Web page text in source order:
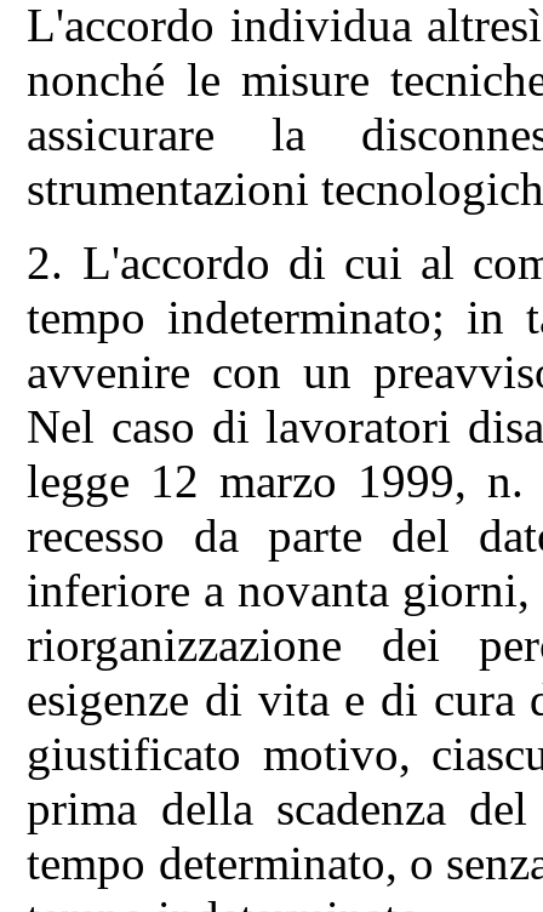
L'accordo individua
nonché le misure
assicurare la
strumentazioni
2. L'accordo di cui al
tempo indeterminato; in
avvenire con un
Nel caso di lavoratori
legge 12 marzo 1999,
recesso da parte del
inferiore a novanta giorni,
riorganizzazione dei
esigenze di vita e di cura
giustificato motivo,
prima della scadenza
tempo determinato, o